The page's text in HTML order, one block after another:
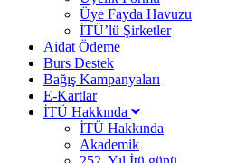
Üye Fayda Havuzu
İTÜ’lü Şirketler
Aidat Ödeme
Burs Destek
Bağış Kampanyaları
E-Kartlar
İTÜ Hakkında
İTÜ Hakkında
Akademik